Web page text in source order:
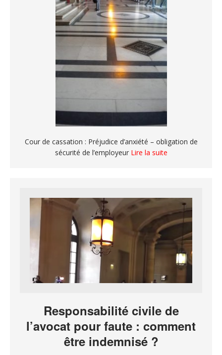
Cour de cassation : Préjudice d’anxiété – obligation de
sécurité de l’employeur Lire la suite
Responsabilité civile de
l’avocat pour faute : comment
être indemnisé ?